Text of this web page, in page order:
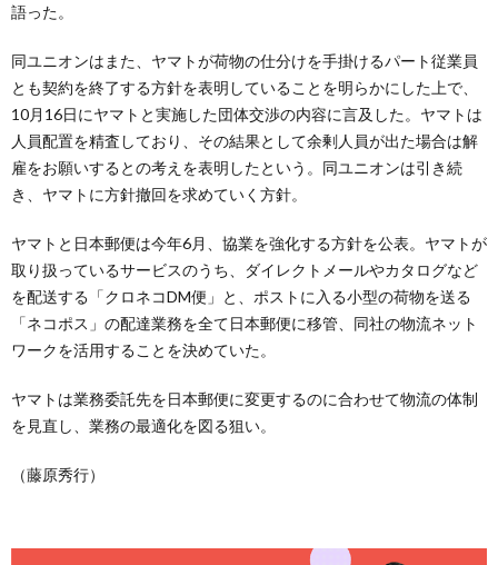
語った。
同ユニオンはまた、ヤマトが荷物の仕分けを手掛けるパート従業員
とも契約を終了する方針を表明していることを明らかにした上で、
10月16日にヤマトと実施した団体交渉の内容に言及した。ヤマトは
人員配置を精査しており、その結果として余剰人員が出た場合は解
雇をお願いするとの考えを表明したという。同ユニオンは引き続
き、ヤマトに方針撤回を求めていく方針。
ヤマトと日本郵便は今年6月、協業を強化する方針を公表。ヤマトが
取り扱っているサービスのうち、ダイレクトメールやカタログなど
を配送する「クロネコDM便」と、ポストに入る小型の荷物を送る
「ネコポス」の配達業務を全て日本郵便に移管、同社の物流ネット
ワークを活用することを決めていた。
ヤマトは業務委託先を日本郵便に変更するのに合わせて物流の体制
を見直し、業務の最適化を図る狙い。
（藤原秀行）